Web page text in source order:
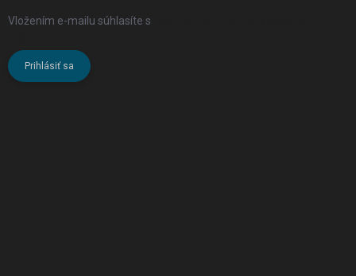
Vložením e-mailu súhlasíte s
Prihlásiť sa